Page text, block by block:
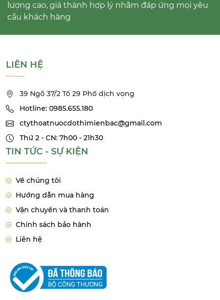
lượng cao, giá thành hợp lý nhằm đáp ứng mọi yêu
cầu khách hàng
LIÊN HỆ
39 Ngõ 37/2 Tổ 29 Phố dịch vọng
Hotline: 0985.655.180
ctythoatnuocdothimienbac@gmail.com
Thứ 2 - CN: 7h00 - 21h30
TIN TỨC - SỰ KIỆN
Về chúng tôi
Hướng dẫn mua hàng
Vận chuyển và thanh toán
Chính sách bảo hành
Liên hệ